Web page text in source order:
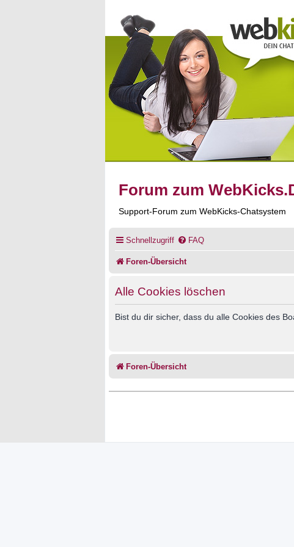
Forum zum
Support-Forum zum WebKicks-Chatsystem
Schnellzugriff FAQ
Foren-Übersicht
Alle Cookies löschen
Bist du dir sicher, dass du alle Cookies des
Foren-Übersicht